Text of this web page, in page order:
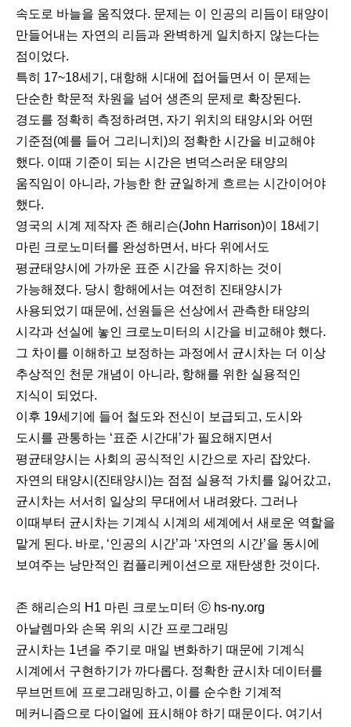
속도로 바늘을 움직였다. 문제는 이 인공의 리듬이 태양이
만들어내는 자연의 리듬과 완벽하게 일치하지 않는다는
점이었다.
특히 17~18세기, 대항해 시대에 접어들면서 이 문제는
단순한 학문적 차원을 넘어 생존의 문제로 확장된다.
경도를 정확히 측정하려면, 자기 위치의 태양시와 어떤
기준점(예를 들어 그리니치)의 정확한 시간을 비교해야
했다. 이때 기준이 되는 시간은 변덕스러운 태양의
움직임이 아니라, 가능한 한 균일하게 흐르는 시간이어야
했다.
영국의 시계 제작자 존 해리슨(John Harrison)이 18세기
마린 크로노미터를 완성하면서, 바다 위에서도
평균태양시에 가까운 표준 시간을 유지하는 것이
가능해졌다. 당시 항해에서는 여전히 진태양시가
사용되었기 때문에, 선원들은 선상에서 관측한 태양의
시각과 선실에 놓인 크로노미터의 시간을 비교해야 했다.
그 차이를 이해하고 보정하는 과정에서 균시차는 더 이상
추상적인 천문 개념이 아니라, 항해를 위한 실용적인
지식이 되었다.
이후 19세기에 들어 철도와 전신이 보급되고, 도시와
도시를 관통하는 ‘표준 시간대’가 필요해지면서
평균태양시는 사회의 공식적인 시간으로 자리 잡았다.
자연의 태양시(진태양시)는 점점 실용적 가치를 잃어갔고,
균시차는 서서히 일상의 무대에서 내려왔다. 그러나
이때부터 균시차는 기계식 시계의 세계에서 새로운 역할을
맡게 된다. 바로, ‘인공의 시간’과 ‘자연의 시간’을 동시에
보여주는 낭만적인 컴플리케이션으로 재탄생한 것이다.ﾠ
존 해리슨의 H1 마린 크로노미터 ⓒ hs-ny.org
아날렘마와 손목 위의 시간 프로그래밍
균시차는 1년을 주기로 매일 변화하기 때문에 기계식
시계에서 구현하기가 까다롭다. 정확한 균시차 데이터를
무브먼트에 프로그래밍하고, 이를 순수한 기계적
메커니즘으로 다이얼에 표시해야 하기 때문이다. 여기서